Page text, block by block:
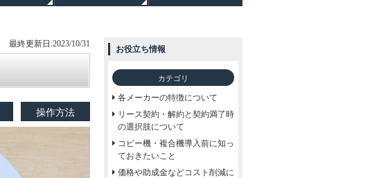
最終更新日:2023/10/31
操作方法
お役立ち情報
カテゴリ
各メーカーの特徴について
リース契約・解約と契約満了時
の選択肢について
コピー機・複合機導入前に知っ
ておきたいこと
価格や助成金などコスト削減に